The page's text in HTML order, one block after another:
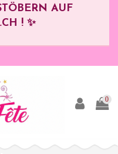
AUF B
! ✨
0